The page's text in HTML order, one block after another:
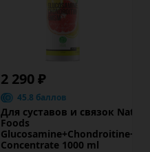
2 290 ₽
45.8 баллов
Для суставов и связок Nature
Foods
Concentrate 1000 ml